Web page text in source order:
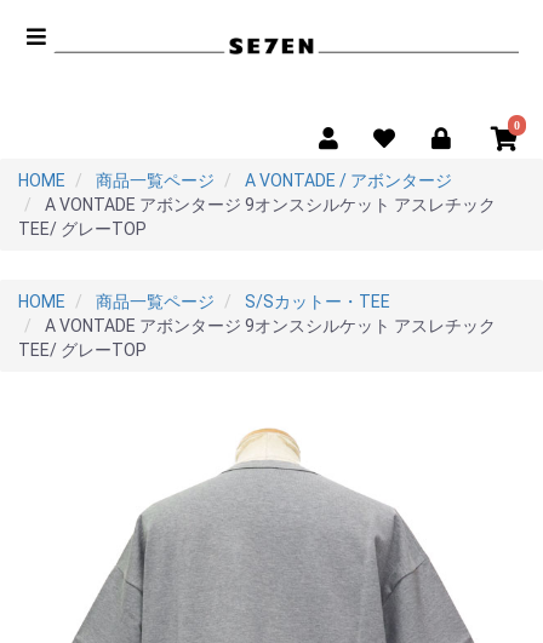
0
HOME 商品一覧ページ
A VONTADE / アボンタージ
A VONTADE アボンタージ 9オンスシルケット アスレチック
TEE/ グレーTOP
HOME 商品一覧ページ
S/Sカットー・TEE
A VONTADE アボンタージ 9オンスシルケット アスレチック
TEE/ グレーTOP